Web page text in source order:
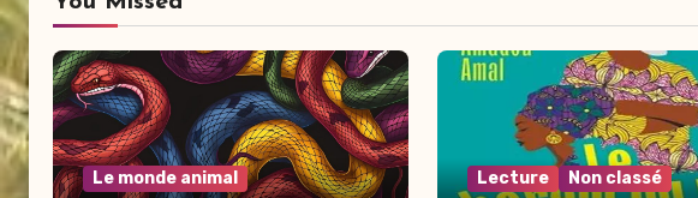
Le monde animal Lecture Non classé